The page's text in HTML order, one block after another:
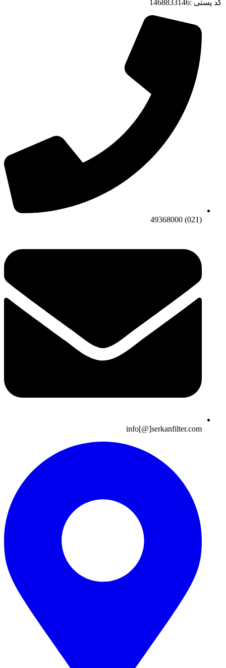
کد پستی :1468833146
(021) 49368000
info[@]serkanfilter.com